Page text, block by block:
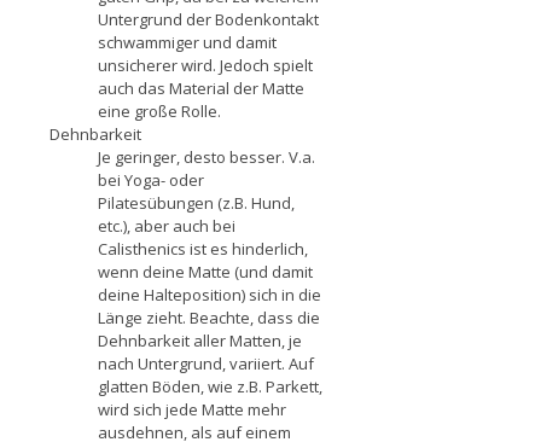
Untergrund der Bodenkontakt
schwammiger und damit
unsicherer wird. Jedoch spielt
auch das Material der Matte
eine große Rolle.
Dehnbarkeit
Je geringer, desto besser. V.a.
bei Yoga- oder
Pilatesübungen (z.B. Hund,
etc.), aber auch bei
Calisthenics ist es hinderlich,
wenn deine Matte (und damit
deine Halteposition) sich in die
Länge zieht. Beachte, dass die
Dehnbarkeit aller Matten, je
nach Untergrund, variiert. Auf
glatten Böden, wie z.B. Parkett,
wird sich jede Matte mehr
ausdehnen, als auf einem